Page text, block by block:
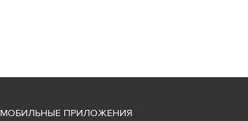
МОБИЛЬНЫЕ ПРИЛОЖЕНИЯ